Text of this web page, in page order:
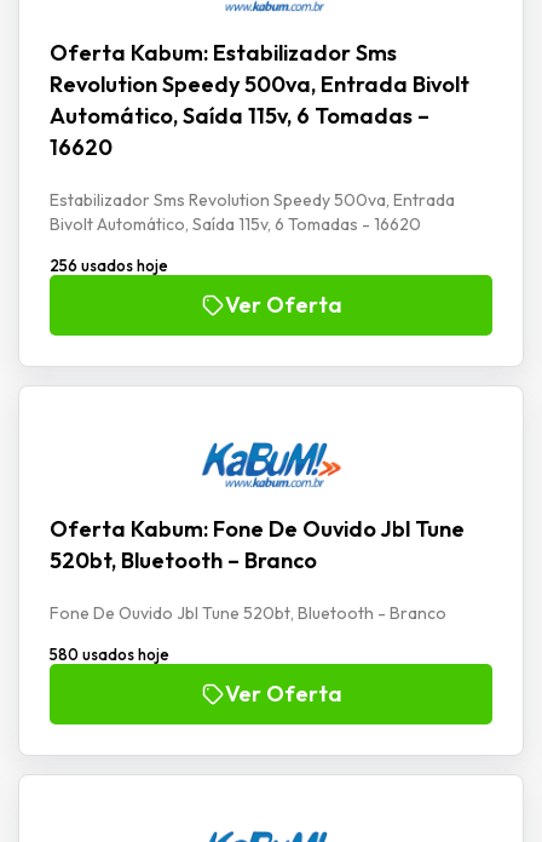
Oferta Kabum: Estabilizador Sms
Revolution Speedy 500va, Entrada Bivolt
Automático, Saída 115v, 6 Tomadas –
16620
Estabilizador Sms Revolution Speedy 500va, Entrada
Bivolt Automático, Saída 115v, 6 Tomadas - 16620
256 usados hoje
Ver Oferta
Oferta Kabum: Fone De Ouvido Jbl Tune
520bt, Bluetooth – Branco
Fone De Ouvido Jbl Tune 520bt, Bluetooth - Branco
580 usados hoje
Ver Oferta